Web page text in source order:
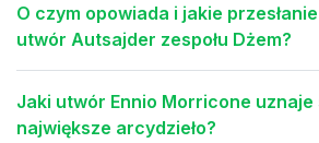
O czym opowiada i jakie
utwór Autsajder zespołu Dżem?
Jaki utwór Ennio Morricone uznaje
największe arcydzieło?